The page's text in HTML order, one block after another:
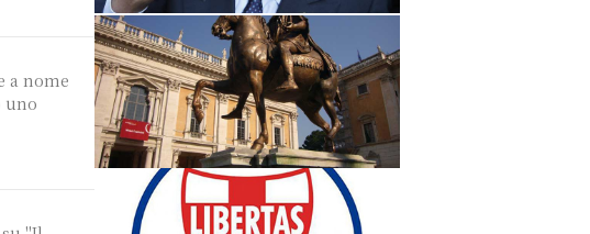
a nome
uno